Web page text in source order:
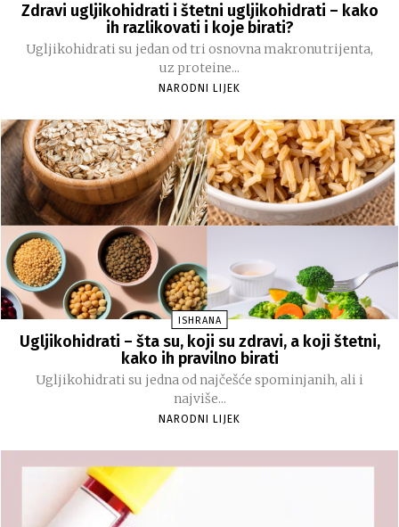
Zdravi ugljikohidrati i štetni ugljikohidrati – kako
ih razlikovati i koje birati?
Ugljikohidrati su jedan od tri osnovna makronutrijenta,
uz proteine...
NARODNI LIJEK
ISHRANA
Ugljikohidrati – šta su, koji su zdravi, a koji štetni,
kako ih pravilno birati
Ugljikohidrati su jedna od najčešće spominjanih, ali i
najviše...
NARODNI LIJEK